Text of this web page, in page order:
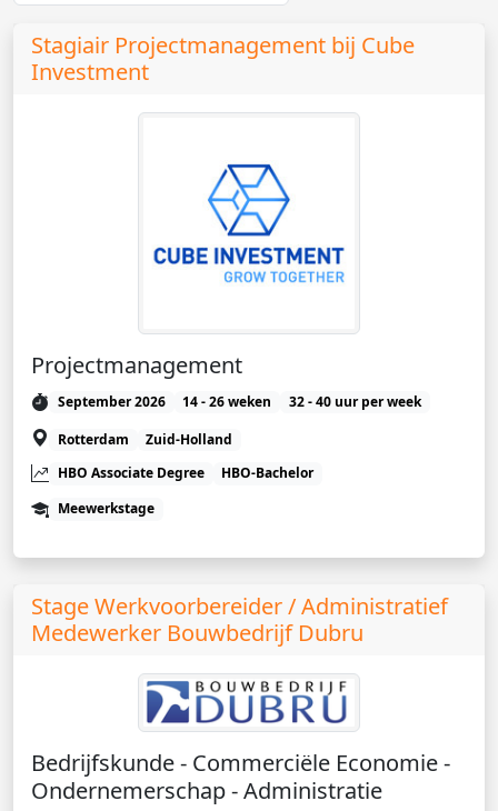
Stagiair Projectmanagement bij Cube
Investment
Projectmanagement
September 2026 14 - 26 weken
32 - 40 uur per week
Rotterdam
Zuid-Holland
HBO Associate Degree
HBO-Bachelor
Meewerkstage
Stage Werkvoorbereider / Administratief
Medewerker Bouwbedrijf Dubru
Bedrijfskunde - Commerciële Economie -
Ondernemerschap - Administratie